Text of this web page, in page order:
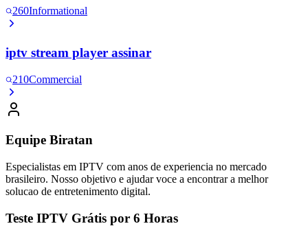
260Informational
iptv stream player assinar
210Commercial
Equipe Biratan
Especialistas em IPTV com anos de experiencia no mercado
brasileiro. Nosso objetivo e ajudar voce a encontrar a melhor
solucao de entretenimento digital.
Teste IPTV Grátis por 6 Horas